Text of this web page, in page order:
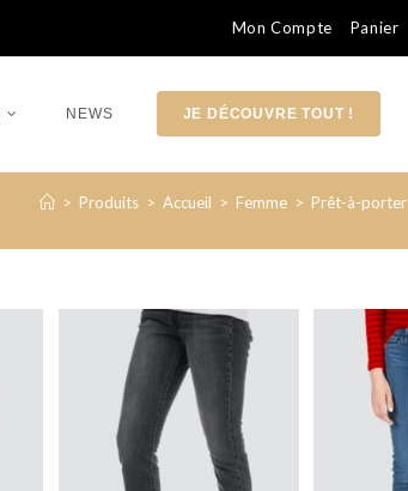
Mon Compte Panier
NEWS JE DÉCOUVRE TOUT !
> Produits > Accueil > Femme > Prêt-à-porter